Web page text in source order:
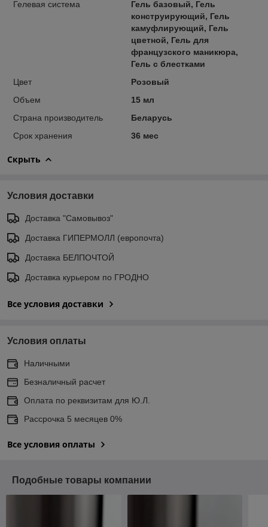
Гелевая система
Гель базовый, Гель
конструирующий, Гель
камуфлирующий, Гель
цветной, Гель для
французского маникюра,
Гель с блестками
Цвет
Розовый
Объем
15 мл
Страна производитель
Беларусь
Срок хранения
36 мес
Скрыть
Условия доставки
Доставка "Самовывоз"
Доставка ГИПЕРМОЛЛ (европочта)
Доставка БЕЛПОЧТОЙ
Доставка курьером по ГРОДНО
Все условия доставки
Условия оплаты
Наличными
Безналичный расчет
Оплата по реквизитам для Ю.Л.
Рассрочка 5 месяцев 0%
Все условия оплаты
Подобные товары компании